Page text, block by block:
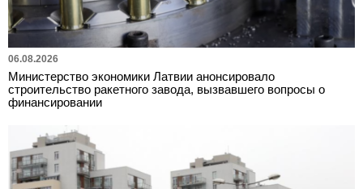
06.08.2026
Министерство экономики Латвии анонсировало
строительство ракетного завода, вызвавшего вопросы о
финансировании